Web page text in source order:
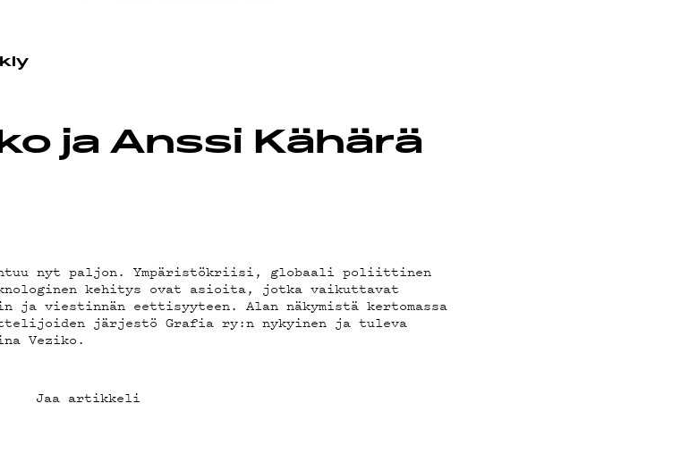
ja Anssi Kähärä
nyt paljon. Ympäristökriisi, globaali poliittinen
kehitys ovat asioita, jotka vaikuttavat
ja viestinnän eettisyyteen. Alan näkymistä kertomassa
järjestö Grafia ry:n nykyinen ja tuleva
Veziko.
Jaa artikkeli